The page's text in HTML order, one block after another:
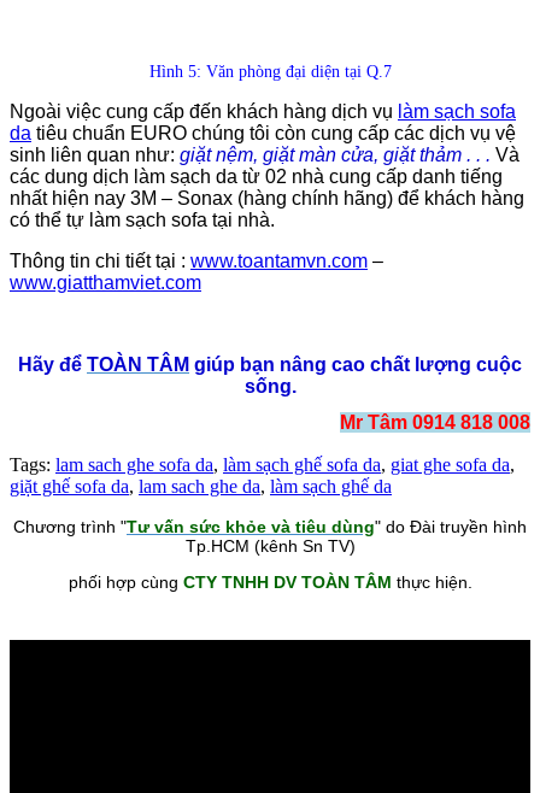
Hình 5: Văn phòng đại diện tại Q.7
Ngoài việc cung cấp đến khách hàng dịch vụ làm sạch sofa
da tiêu chuẩn EURO chúng tôi còn cung cấp các dịch vụ vệ
sinh liên quan như: giặt nệm, giặt màn cửa, giặt thảm . . . Và
các dung dịch làm sạch da từ 02 nhà cung cấp danh tiếng
nhất hiện nay 3M – Sonax (hàng chính hãng) để khách hàng
có thể tự làm sạch sofa tại nhà.
Thông tin chi tiết tại : www.toantamvn.com –
www.giatthamviet.com
Hãy để TOÀN TÂM giúp bạn nâng cao chất lượng cuộc
sống.
Mr Tâm 0914 818 008
Tags: lam sach ghe sofa da, làm sạch ghế sofa da, giat ghe sofa da,
giặt ghế sofa da, lam sach ghe da, làm sạch ghế da
Chương trình "Tư vấn sức khỏe và tiêu dùng" do Đài truyền hình
Tp.HCM (kênh Sn TV)
phối hợp cùng CTY TNHH DV TOÀN TÂM thực hiện.